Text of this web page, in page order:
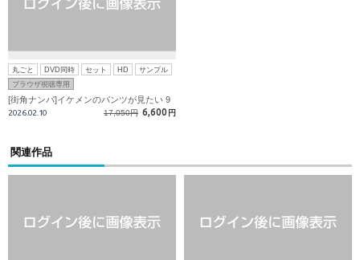
丸ごと DVD同時 セット HD
サンプル
ブラウザ視聴専用
[街角ナンパ]イケメンのパンツが見たい 9
2026.02.10 17,050円 6,600 円
関連作品